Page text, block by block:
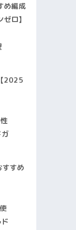
め編成
ロ】
2025
すすめ